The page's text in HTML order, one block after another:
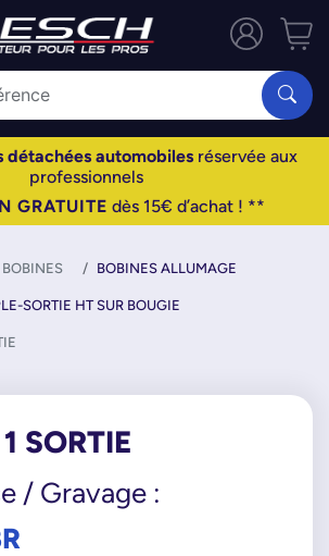
détachées automobiles réservée aux
professionnels
GRATUITE dès 15€ d’achat ! **
BOBINES BOBINES ALLUMAGE
SORTIE HT SUR BOUGIE
SORTIE
/ Gravage :